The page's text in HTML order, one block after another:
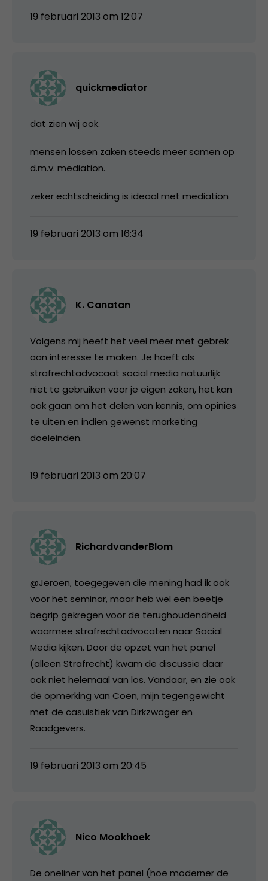
19 februari 2013 om 12:07
quickmediator
dat zien wij ook.
mensen lossen zaken steeds meer samen op
d.m.v. mediation.
zeker echtscheiding is ideaal met mediation
19 februari 2013 om 16:34
K. Canatan
Volgens mij heeft het veel meer met gebrek
aan interesse te maken. Je hoeft als
strafrechtadvocaat social media natuurlijk
niet te gebruiken voor je eigen zaken, het kan
ook gaan om het delen van kennis, om opinies
te uiten en indien gewenst marketing
doeleinden.
19 februari 2013 om 20:07
RichardvanderBlom
@Jeroen, toegegeven die mening had ik ook
voor het seminar, maar heb wel een beetje
begrip gekregen voor de terughoudendheid
waarmee strafrechtadvocaten naar Social
Media kijken. Door de opzet van het panel
(alleen Strafrecht) kwam de discussie daar
ook niet helemaal van los. Vandaar, en zie ook
de opmerking van Coen, mijn tegengewicht
met de casuistiek van Dirkzwager en
Raadgevers.
19 februari 2013 om 20:45
Nico Mookhoek
De oneliner van het panel (hoe moderner de